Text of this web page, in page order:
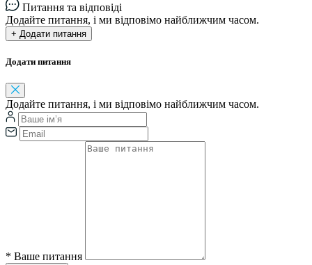
Питання та відповіді
Додайте питання, і ми відповімо найближчим часом.
+ Додати питання
Додати питання
Додайте питання, і ми відповімо найближчим часом.
* Ваше питання